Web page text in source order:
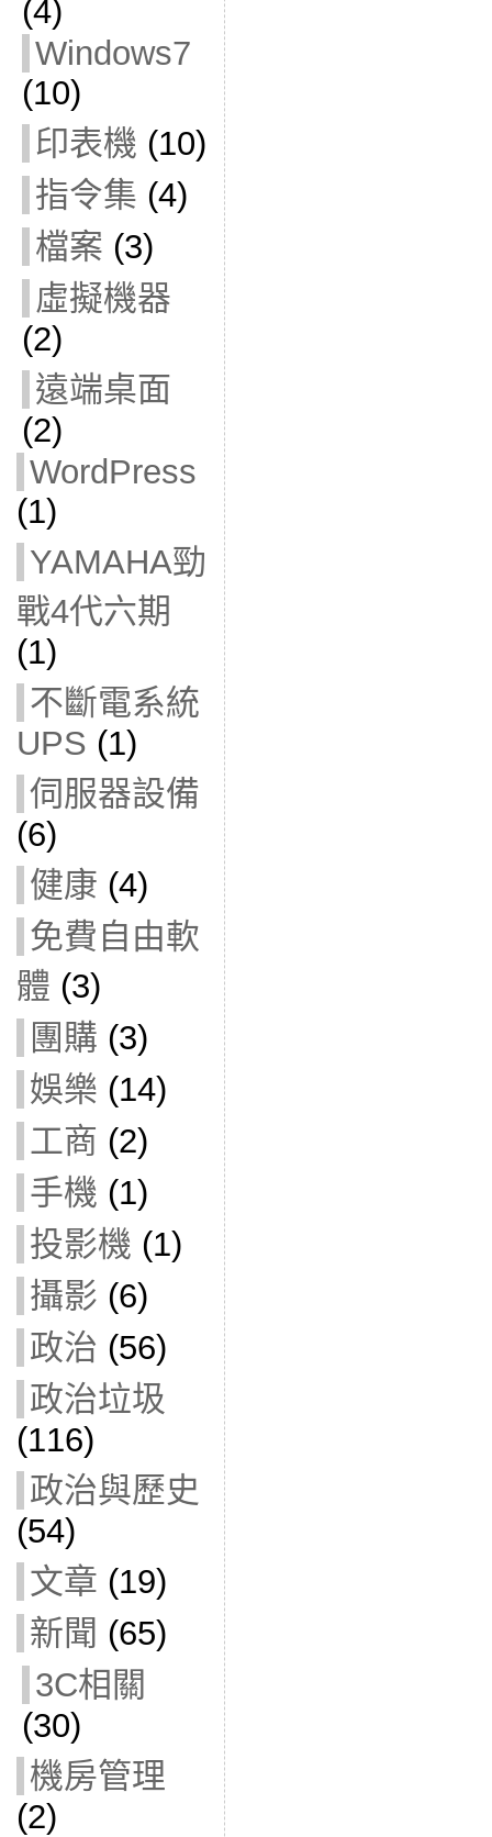
(4)
Windows7
(10)
印表機 (10)
指令集 (4)
檔案 (3)
虛擬機器
(2)
遠端桌面
(2)
WordPress
(1)
YAMAHA勁
戰4代六期
(1)
不斷電系統
UPS (1)
伺服器設備
(6)
健康 (4)
免費自由軟
體 (3)
團購 (3)
娛樂 (14)
工商 (2)
手機 (1)
投影機 (1)
攝影 (6)
政治 (56)
政治垃圾
(116)
政治與歷史
(54)
文章 (19)
新聞 (65)
3C相關
(30)
機房管理
(2)